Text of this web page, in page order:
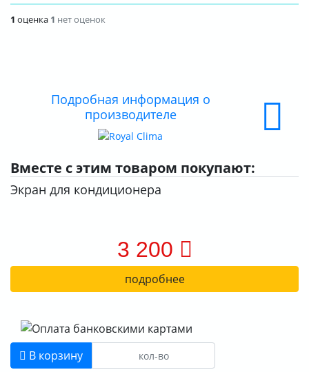
ОПЛАТА
1 оценка 1 нет оценок
Подробная информация о
производителе
Вместе с этим товаром покупают:
Экран для кондиционера
3 200
подробнее
В корзину